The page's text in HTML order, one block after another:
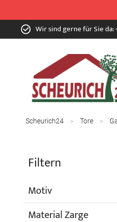
Zum
Inhalt Wir sind gerne für Sie da:
Scheurich24 Tore
Filtern
Motiv
Material Zarge